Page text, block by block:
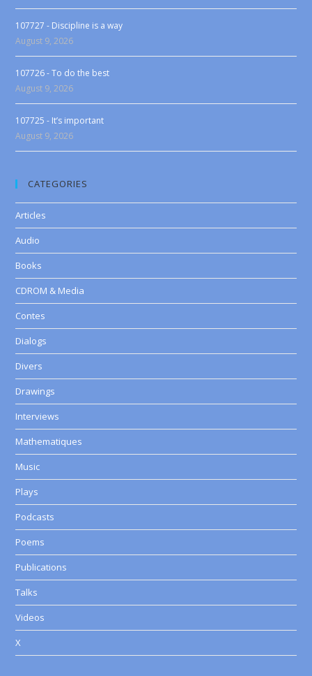
107727 - Discipline is a way
August 9, 2026
107726 - To do the best
August 9, 2026
107725 - It’s important
August 9, 2026
CATEGORIES
Articles
Audio
Books
CDROM & Media
Contes
Dialogs
Divers
Drawings
Interviews
Mathematiques
Music
Plays
Podcasts
Poems
Publications
Talks
Videos
X